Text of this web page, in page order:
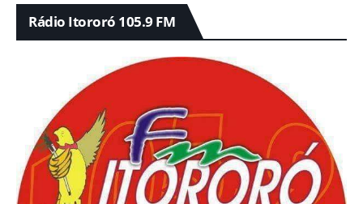
Rádio Itororó 105.9 FM